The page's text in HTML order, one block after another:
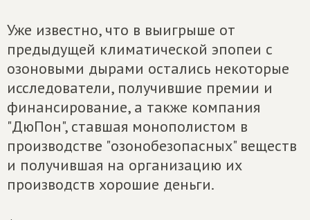
Уже известно, что в выигрыше от
предыдущей климатической эпопеи с
озоновыми дырами остались некоторые
исследователи, получившие премии и
финансирование, а также компания
"ДюПон", ставшая монополистом в
производстве "озонобезопасных" веществ
и получившая на организацию их
производств хорошие деньги.